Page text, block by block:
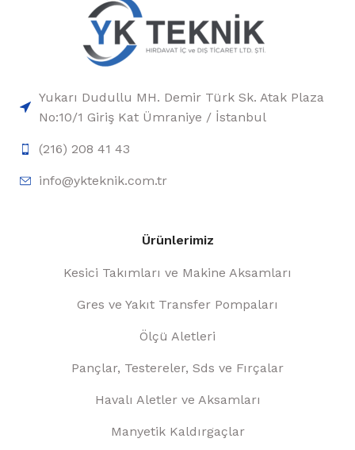
Yukarı Dudullu MH. Demir Türk Sk. Atak Plaza
No:10/1 Giriş Kat Ümraniye / İstanbul
(216) 208 41 43
info@ykteknik.com.tr
Ürünlerimiz
Kesici Takımları ve Makine Aksamları
Gres ve Yakıt Transfer Pompaları
Ölçü Aletleri
Pançlar, Testereler, Sds ve Fırçalar
Havalı Aletler ve Aksamları
Manyetik Kaldırgaçlar